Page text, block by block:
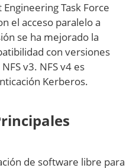
Task Force
el acceso paralelo a
se ha mejorado la
con versiones
v3. NFS v4 es
Kerberos.
de software libre para